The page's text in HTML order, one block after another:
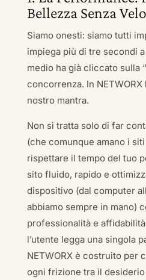
Bellezza Senza
Siamo onesti: siamo tutti
impiega più di tre secondi
medio ha già cliccato sulla
concorrenza. In NETWORX
nostro mantra.
Non si tratta solo di far
(che comunque amano i
rispettare il tempo del tuo
sito fluido, rapido e
dispositivo (dal computer
abbiamo sempre in mano)
professionalità e
l’utente legga una singola
NETWORX è costruito per
ogni frizione tra il